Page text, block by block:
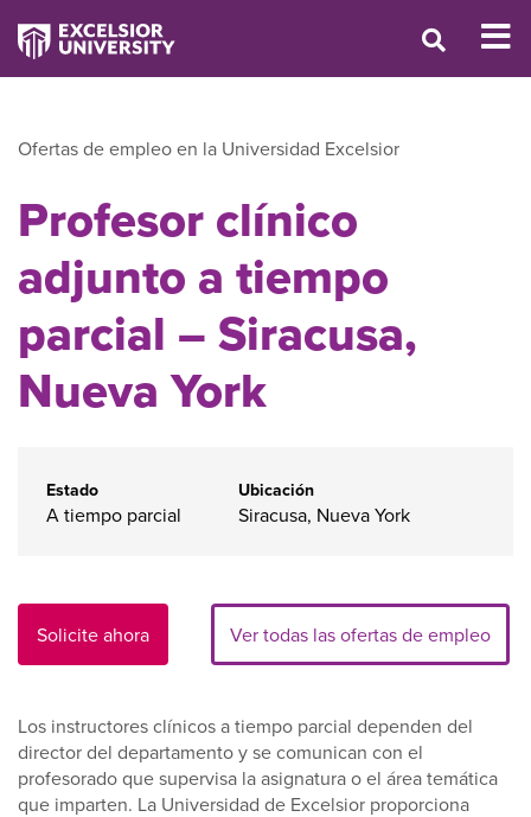
Ofertas de empleo en la Universidad Excelsior
Profesor clínico
adjunto a tiempo
parcial – Siracusa,
Nueva York
Estado
A tiempo parcial
Ubicación
Siracusa, Nueva York
Solicite ahora Ver todas las ofertas de empleo
Los instructores clínicos a tiempo parcial dependen del
director del departamento y se comunican con el
profesorado que supervisa la asignatura o el área temática
que imparten. La Universidad de Excelsior proporciona